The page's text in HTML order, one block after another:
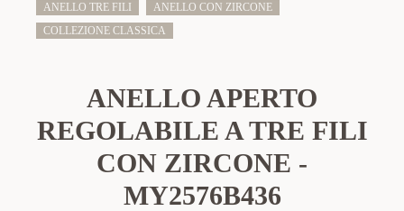
ANELLO TRE FILI
ANELLO CON ZIRCONE
COLLEZIONE CLASSICA
ANELLO APERTO
REGOLABILE A TRE FILI
CON ZIRCONE -
MY2576B436